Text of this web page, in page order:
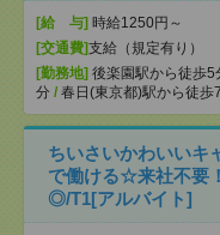
[給 与] 時給1250円～
[交通費]支給（規定有り）
[勤務地] 後楽園駅から徒歩5
分 / 春日(東京都)駅から徒歩
ちいさいかわいいキ
で働ける☆来社不要
◎/T1[アルバイト]